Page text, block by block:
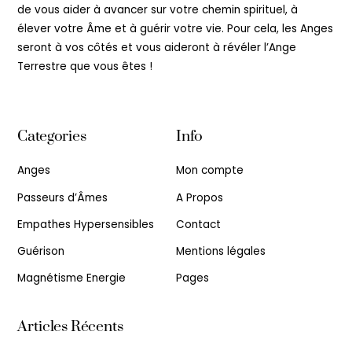
de vous aider à avancer sur votre chemin spirituel, à
élever votre Âme et à guérir votre vie. Pour cela, les Anges
seront à vos côtés et vous aideront à révéler l’Ange
Terrestre que vous êtes !
Categories
Anges
Passeurs d’Âmes
Empathes Hypersensibles
Guérison
Magnétisme Energie
Info
Mon compte
A Propos
Contact
Mentions légales
Pages
Articles Récents